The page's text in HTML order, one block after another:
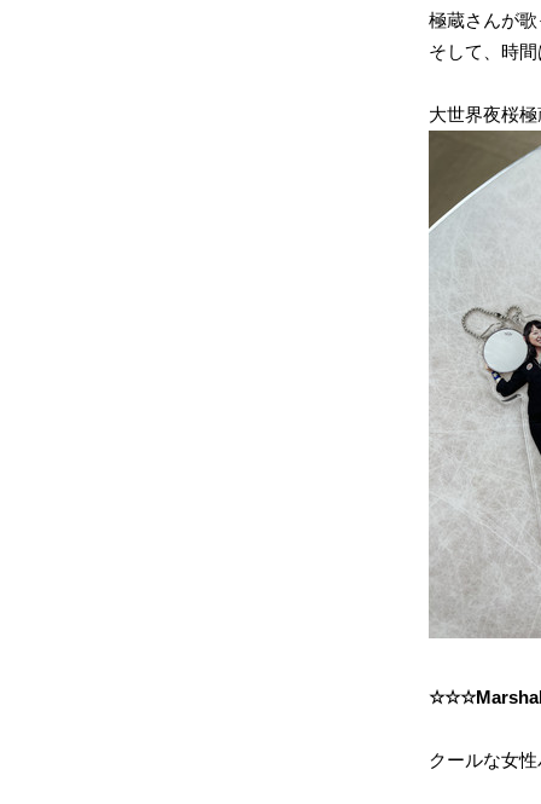
極蔵さんが
そして、時
大世界夜桜
クールな女